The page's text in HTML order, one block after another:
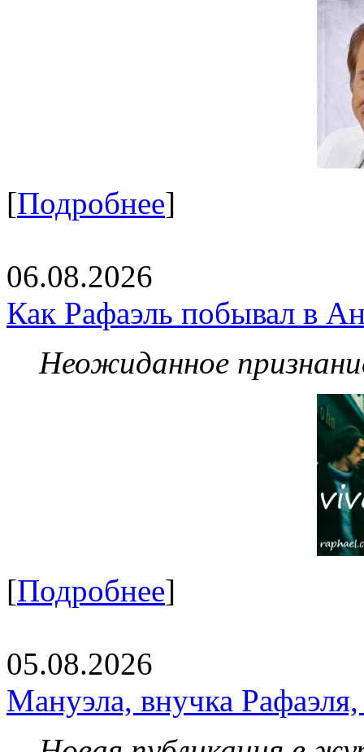
[Подробнее]
06.08.2026
Как Рафаэль побывал в
Неожиданное
[Подробнее]
05.08.2026
Мануэла, внучка